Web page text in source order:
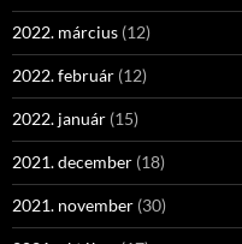
2022. március (12)
2022. február (12)
2022. január (15)
2021. december (18)
2021. november (30)